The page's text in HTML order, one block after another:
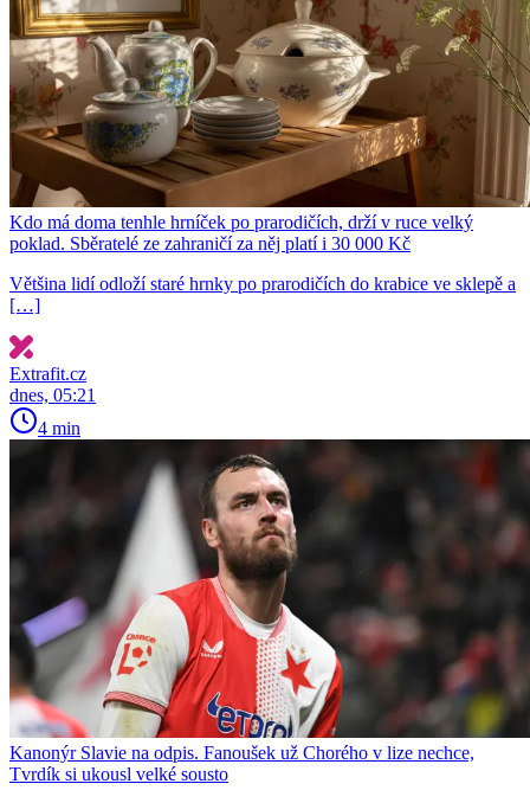
Kdo má doma tenhle hrníček po prarodičích, drží v ruce velký
poklad. Sběratelé ze zahraničí za něj platí i 30 000 Kč
Většina lidí odloží staré hrnky po prarodičích do krabice ve sklepě a
[…]
Extrafit.cz
dnes, 05:21
4 min
Kanonýr Slavie na odpis. Fanoušek už Chorého v lize nechce,
Tvrdík si ukousl velké sousto